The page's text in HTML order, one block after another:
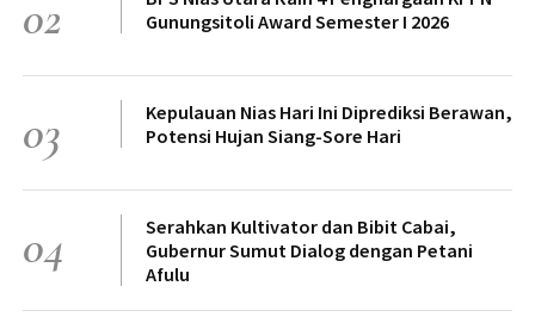
02
Gunungsitoli Award Semester I 2026
03
Kepulauan Nias Hari Ini Diprediksi Berawan,
Potensi Hujan Siang-Sore Hari
04
Serahkan Kultivator dan Bibit Cabai,
Gubernur Sumut Dialog dengan Petani
Afulu